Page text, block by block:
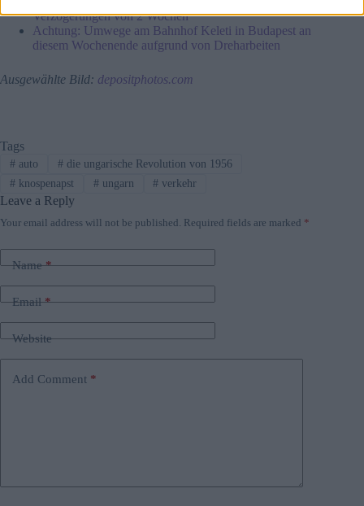
Verzögerungen von 2 Wochen
Achtung: Umwege am Bahnhof Keleti in Budapest an
diesem Wochenende aufgrund von Dreharbeiten
Ausgewählte Bild: depositphotos.com
Tags
#auto #die ungarische Revolution von 1956
#knospenapst #ungarn # verkehr
Leave a Reply
Your email address will not be published. Required fields are marked *
Name*
Email*
Website
Add Comment *